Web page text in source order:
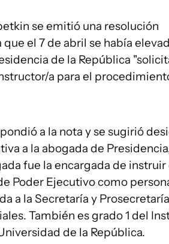
se emitió una resolución
el 7 de abril se había
de la República
a para el
a la nota y se sugirió
a la abogada de
fue la encargada de instruir
Poder Ejecutivo como
a la Secretaría y
También es grado 1 del
de la República.